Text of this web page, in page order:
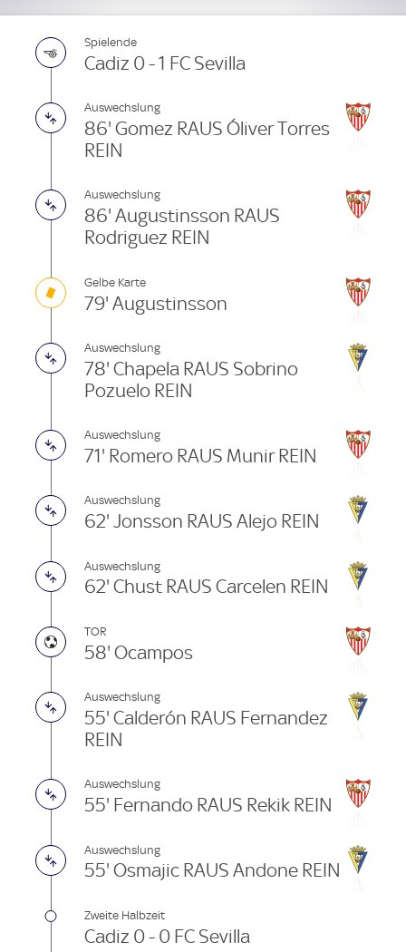
Aufstellung
Spielende
Cadiz 0 - 1 FC Sevilla
Auswechslung
86' Gomez RAUS Óliver Torres
REIN
Auswechslung
86' Augustinsson RAUS
Rodriguez REIN
Gelbe Karte
79' Augustinsson
Auswechslung
78' Chapela RAUS Sobrino
Pozuelo REIN
Auswechslung
71' Romero RAUS Munir REIN
Auswechslung
62' Jonsson RAUS Alejo REIN
Auswechslung
62' Chust RAUS Carcelen REIN
TOR
58' Ocampos
Auswechslung
55' Calderón RAUS Fernandez
REIN
Auswechslung
55' Fernando RAUS Rekik REIN
Auswechslung
55' Osmajic RAUS Andone REIN
Zweite Halbzeit
Cadiz 0 - 0 FC Sevilla